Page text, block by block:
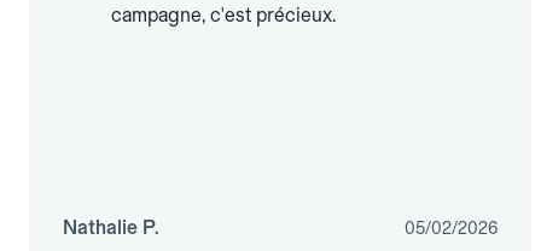
campagne, c'est précieux.
Nathalie P. 05/02/2026